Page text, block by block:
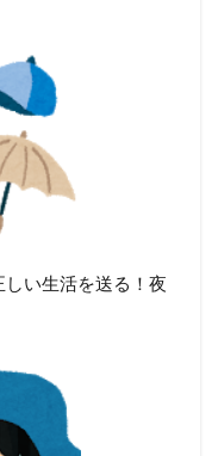
い生活を送る！夜